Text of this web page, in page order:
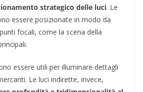
strategico delle luci. Le
essere posizionate in modo da
focali, come la scena della
essere utili per illuminare dettagli
Le luci indirette, invece,